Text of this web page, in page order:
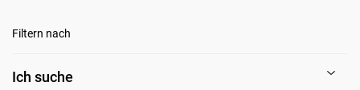
Filtern nach
Ich suche